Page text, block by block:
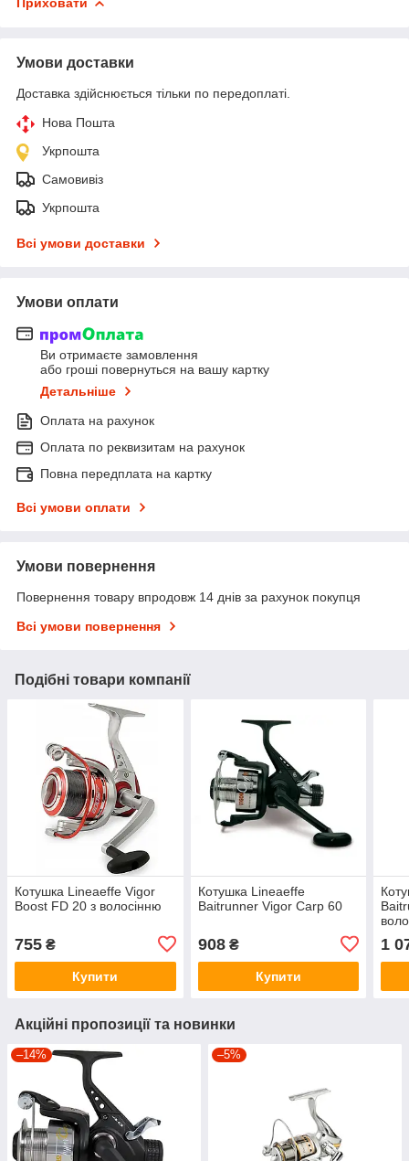
Умови доставки
Доставка здійснюється тільки по передоплаті.
Нова Пошта
Укрпошта
Самовивіз
Укрпошта
Всі умови доставки
Умови оплати
Ви отримаєте замовлення
або гроші повернуться на вашу картку
Детальніше
Оплата на рахунок
Оплата по реквизитам на рахунок
Повна передплата на картку
Всі умови оплати
Умови повернення
Повернення товару впродовж 14 днів за рахунок покупця
Всі умови повернення
Подібні товари компанії
Котушка Lineaeffe Vigor
Boost FD 20 з волосінню
755 ₴
Купити
Котушка Lineaeffe
Baitrunner Vigor Carp 60
908₴
Купити
1
Акційні пропозиції та новинки
–14% –5%